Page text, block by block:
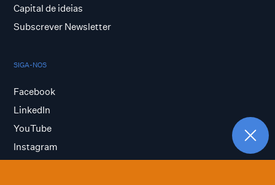
Capital de ideias
Subscrever Newsletter
SIGA-NOS
Facebook
LinkedIn
YouTube
Instagram